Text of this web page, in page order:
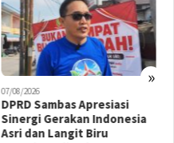
»
07/08/2026
DPRD Sambas Apresiasi
Sinergi Gerakan Indonesia
Asri dan Langit Biru